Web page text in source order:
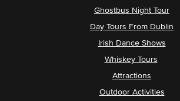
Ghostbus Night Tour
Day Tours From Dublin
Irish Dance Shows
Whiskey Tours
Attractions
Outdoor Activities